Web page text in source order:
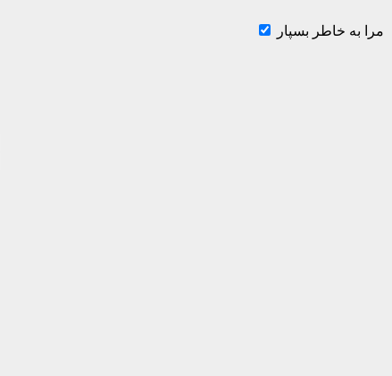
مرا به خاطر بسپار